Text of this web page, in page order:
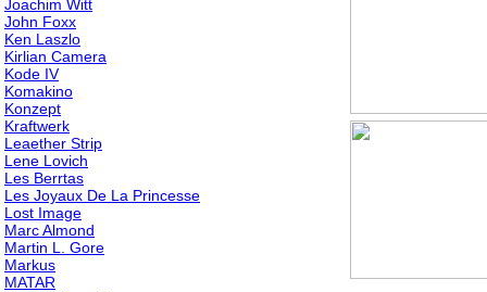
Joachim Witt
John Foxx
Ken Laszlo
Kirlian Camera
Kode IV
Komakino
Konzept
Kraftwerk
Leaether Strip
Lene Lovich
Les Berrtas
Les Joyaux De La Princesse
Lost Image
Marc Almond
Martin L. Gore
Markus
MATAR